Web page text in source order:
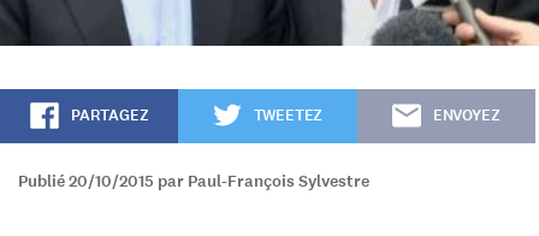
PARTAGEZ TWEETEZ ENVOYEZ
Publié 20/10/2015 par Paul-François Sylvestre